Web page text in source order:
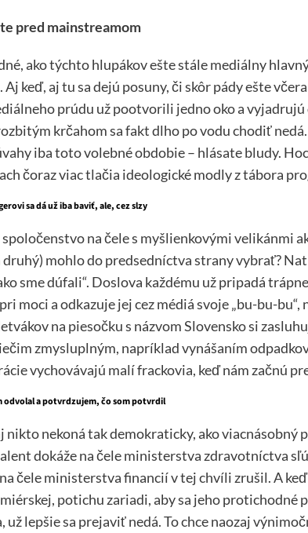
pred mainstreamom
ako týchto hlupákov ešte stále mediálny
Aj keď, aj tu sa dejú posuny, či skôr pády ešte
prúdu už pootvorili jedno oko a
krčahom sa fakt dlho po vodu chodiť
iba toto volebné obdobie – hlásate bludy.
čoraz viac tlačia ideologické modly z tábora
sa dá už iba baviť, ale, cez slzy
spoločenstvo na čele s myšlienkovými velikánmi
mohlo do predsedníctva strany vybrať?
sme dúfali“. Doslova každému už pripadá
moci a odkazuje jej cez médiá svoje „bu-bu-
na piesočku s názvom Slovensko si
zmysluplným, napríklad vynášaním
vychovávajú malí frackovia, keď nám začnú
odvolal a potvrdzujem, čo som potvrdil
nikto nekoná tak demokraticky, ako viacnásobný
dokáže na čele ministerstva zdravotníctva
čele ministerstva financií v tej chvíli zrušil. A
potichu zariadi, aby sa jeho protichodné
už lepšie sa prejaviť nedá. To chce naozaj